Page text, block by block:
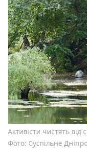
Активісти чистять
Фото: Суспільне